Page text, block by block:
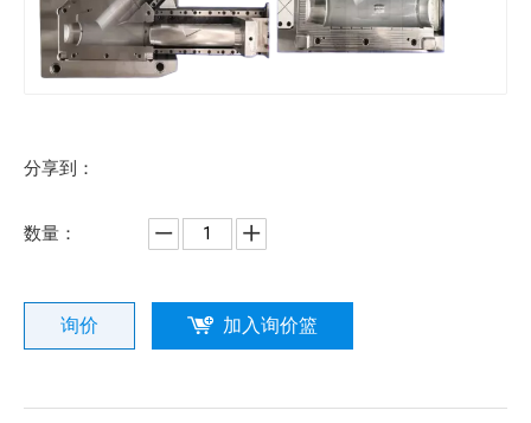
分享到：
数量：
询价 加入询价篮